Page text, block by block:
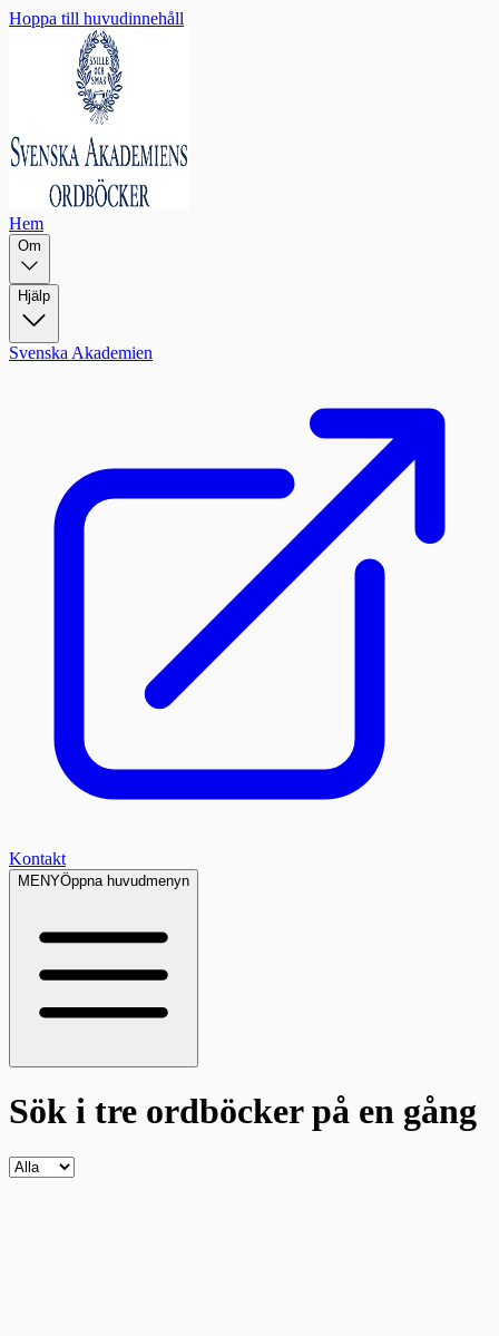
Hoppa till huvudinnehåll
Hem
Om
Hjälp
Svenska Akademien
Kontakt
MENYÖppna huvudmenyn
Sök i tre ordböckerpå en gång